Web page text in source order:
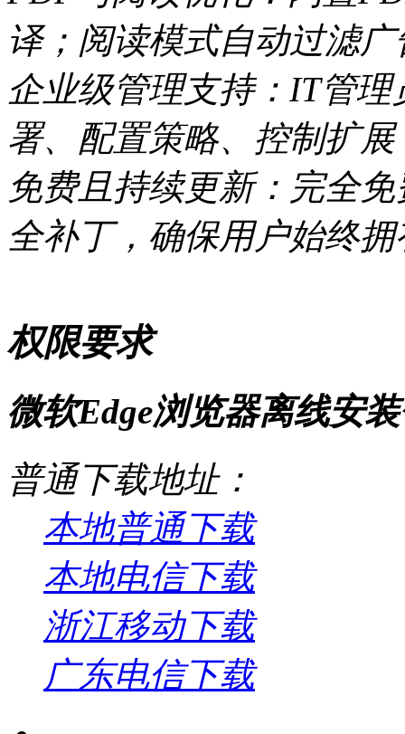
译；阅读模式自动过滤
企业级管理支持：IT管
署、配置策略、控制扩
免费且持续更新：完全
全补丁，确保用户始终
权限要求
微软Edge浏览器离线安
普通下载地址：
本地普通下载
本地电信下载
浙江移动下载
广东电信下载